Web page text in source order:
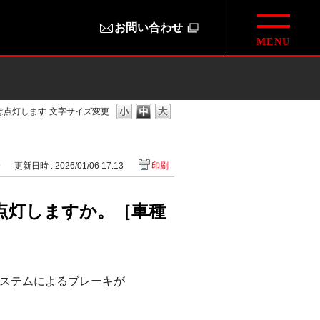
お問い合わせ
文字サイズ変更
点灯します
更新日時 : 2026/01/06 17:13 印刷
灯しますか。［車種
テムによるブレーキが